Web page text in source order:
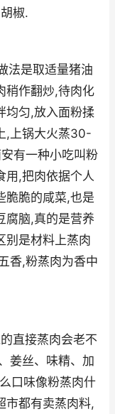
椒.
法是取适量猪油
稍作翻炒,待肉化
均匀,放入面粉揉
,上锅大火蒸30-
有一种小吃叫粉
用,把肉依据个人
脆脆的咸菜,也是
腐脑,真的是营养
别是材料上蒸肉
香,粉蒸肉为香中
直接蒸肉会老不
姜丝、味精、加
口味像粉蒸肉什
市都有卖蒸肉料,